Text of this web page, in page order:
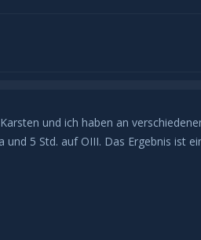
und ich haben an
5 Std. auf OIII. Das Ergebnis